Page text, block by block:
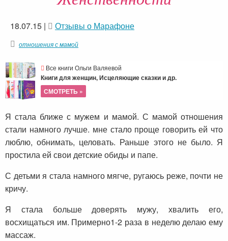
18.07.15 | Отзывы о Марафоне
отношения с мамой
Все книги Ольги Валяевой
Книги для женщин, Исцеляющие сказки и др.
СМОТРЕТЬ »
Я стала ближе с мужем и мамой. С мамой отношения
стали намного лучше. мне стало проще говорить ей что
люблю, обнимать, целовать. Раньше этого не было. Я
простила ей свои детские обиды и папе.
С детьми я стала намного мягче, ругаюсь реже, почти не
кричу.
Я стала больше доверять мужу, хвалить его,
восхищаться им. Примерно1-2 раза в неделю делаю ему
массаж.